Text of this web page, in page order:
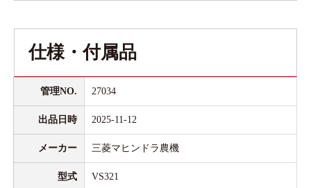
仕様・付属品
管理NO. 27034
出品日時 2025-11-12
メーカー 三菱マヒンドラ農機
型式 VS321